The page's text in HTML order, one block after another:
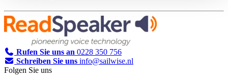
Rufen Sie uns an 0228 350 756
Schreiben Sie uns info@sailwise.nl
Folgen Sie uns